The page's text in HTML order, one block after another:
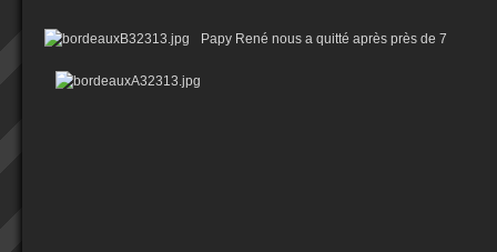
Papy René nous a quitté après près de 7